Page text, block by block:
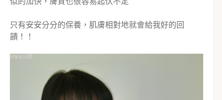
只有安安分分的保養，肌膚相對地就會給我好的回
饋！！